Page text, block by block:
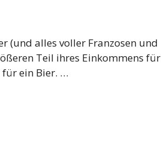
(und alles voller Franzosen und
Teil ihres Einkommens für
für ein Bier. …